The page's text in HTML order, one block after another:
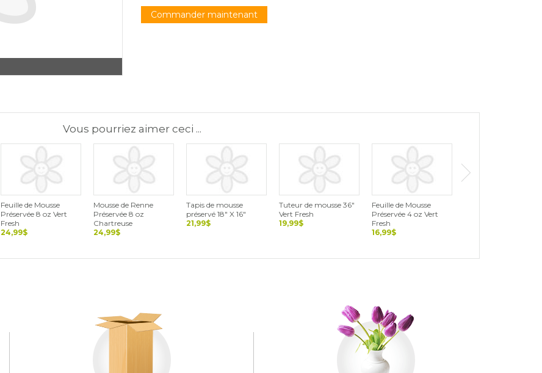
Commander maintenant
Vous pourriez aimer ceci ...
Feuille de Mousse
Préservée 8 oz Vert
Fresh
24,99$
Mousse de Renne
Préservée 8 oz
Chartreuse
24,99$
Tapis de mousse
préservé 18" X 16"
21,99$
Tuteur de mousse 36"
Vert Fresh
19,99$
Feuille de Mousse
Préservée 4 oz Vert
Fresh
16,99$